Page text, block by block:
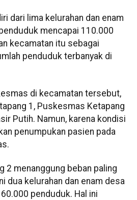
dari lima kelurahan dan enam
mencapai 110.000
kecamatan itu sebagai
penduduk terbanyak di
di kecamatan tersebut,
1, Puskesmas Ketapang
Putih. Namun, karena kondisi
penumpukan pasien pada
2 menanggung beban paling
dua kelurahan dan enam desa
penduduk. Hal ini